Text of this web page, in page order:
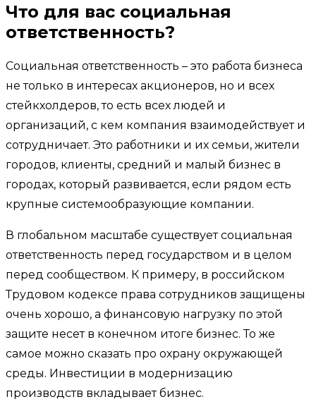
Что для вас социальная
ответственность?
Социальная ответственность – это работа бизнеса
не только в интересах акционеров, но и всех
стейкхолдеров, то есть всех людей и
организаций, с кем компания взаимодействует и
сотрудничает. Это работники и их семьи, жители
городов, клиенты, средний и малый бизнес в
городах, который развивается, если рядом есть
крупные системообразующие компании.
В глобальном масштабе существует социальная
ответственность перед государством и в целом
перед сообществом. К примеру, в российском
Трудовом кодексе права сотрудников защищены
очень хорошо, а финансовую нагрузку по этой
защите несет в конечном итоге бизнес. То же
самое можно сказать про охрану окружающей
среды. Инвестиции в модернизацию
производств вкладывает бизнес.